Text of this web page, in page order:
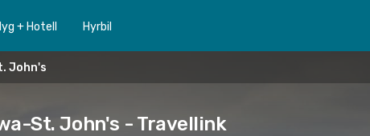
+ Hotell Hyrbil
John's
St. John's - Travellink